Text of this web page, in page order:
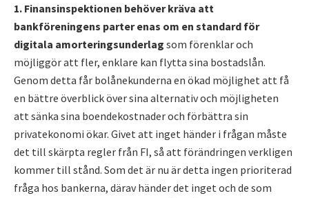
1. Finansinspektionen behöver kräva att
bankföreningens parter enas om en standard för
digitala amorteringsunderlag som förenklar och
möjliggör att fler, enklare kan flytta sina bostadslån.
Genom detta får bolånekunderna en ökad möjlighet att få
en bättre överblick över sina alternativ och möjligheten
att sänka sina boendekostnader och förbättra sin
privatekonomi ökar. Givet att inget händer i frågan måste
det till skärpta regler från FI, så att förändringen verkligen
kommer till stånd. Som det är nu är detta ingen prioriterad
fråga hos bankerna, därav händer det inget och de som